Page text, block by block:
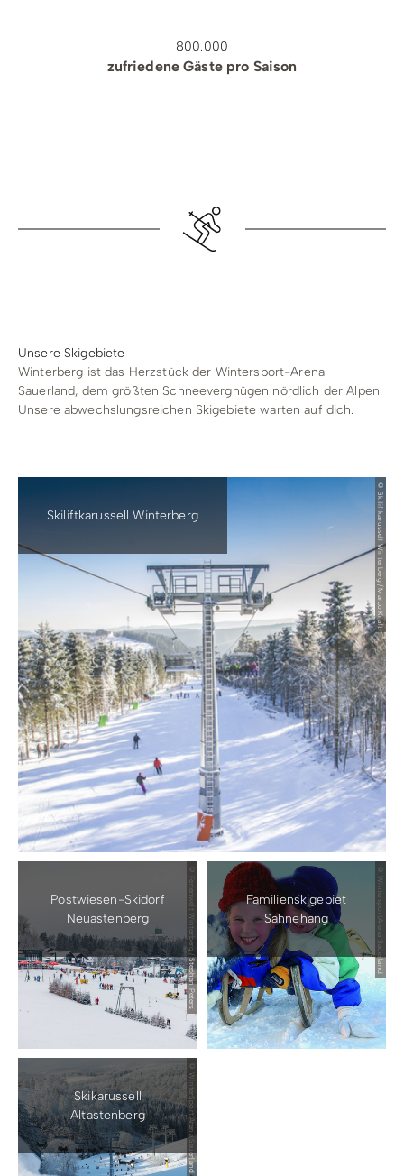
800.000
zufriedene Gäste pro Saison
Unsere Skigebiete
Winterberg ist das Herzstück der Wintersport-Arena
Sauerland, dem größten Schneevergnügen nördlich der Alpen.
Unsere abwechslungsreichen Skigebiete warten auf dich.
© Skiliftkarussell Winterberg / Marco Kraft
Skiliftkarussell Winterberg
© Ferienwelt Winterberg / Stephan Peters
Postwiesen-Skidorf
Neuastenberg
© WintersportArena Sauerland
Familienskigebiet
Sahnehang
© WinterSport Arena Sauerland
Skikarussell
Altastenberg